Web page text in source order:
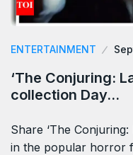
ENTERTAINMENT
‘The Conjuring:
collection Day…
Share ‘The Conjuring:
in the popular horror